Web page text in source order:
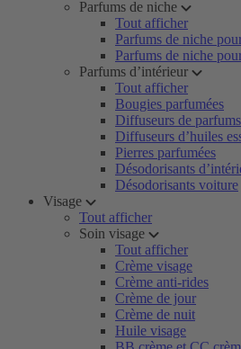
Parfums de niche
Tout afficher
Parfums de niche
Parfums de niche
Parfums d’intérieur
Tout afficher
Bougies parfumées
Diffuseurs de parfums
Diffuseurs d’huiles
Pierres parfumées
Désodorisants
Désodorisants voiture
Visage
Tout afficher
Soin visage
Tout afficher
Crème visage
Crème anti-rides
Crème de jour
Crème de nuit
Huile visage